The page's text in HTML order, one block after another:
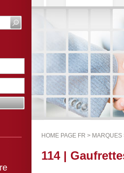
HOME PAGE FR > MARQUES
114 |